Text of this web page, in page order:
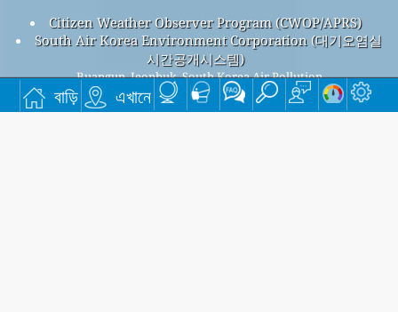
বাড়ি এখানে
Citizen Weather Observer Program (CWOP/APRS)
South Air Korea Environment Corporation (대기오염실
시간공개시스템)
Buangun, Jeonbuk, South Korea Air Pollution
Buangun, Jeonbuk overall air quality index is 61
Buangun, Jeonbuk PM 2.5
(fine particulate matter) AQI is 61 -